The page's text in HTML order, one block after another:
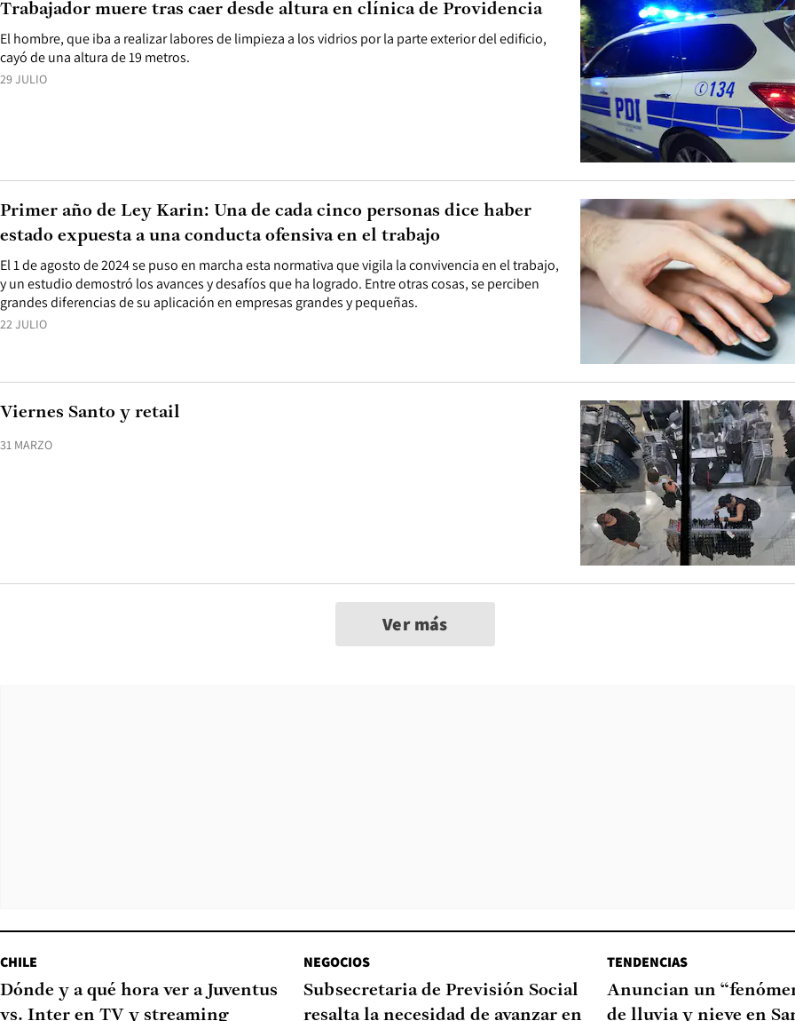
29 JULIO
El hombre, que iba a realizar labores de limpieza a los vidrios por la parte exterior del edificio,
cayó de una altura de 19 metros.
Trabajador muere tras caer desde altura en clínica de Providencia
22 JULIO
El 1 de agosto de 2024 se puso en marcha esta normativa que vigila la convivencia en el trabajo,
y un estudio demostró los avances y desafíos que ha logrado. Entre otras cosas, se perciben
grandes diferencias de su aplicación en empresas grandes y pequeñas.
Primer año de Ley Karin: Una de cada cinco personas dice haber
estado expuesta a una conducta ofensiva en el trabajo
31 MARZO
Viernes Santo y retail
Ver más
CHILE
Dónde y a qué hora ver a Juventus
vs. Inter en TV y streaming
NEGOCIOS
Subsecretaria de Previsión Social
resalta la necesidad de avanzar en
TENDENCIAS
Anuncian un
de lluvia y nieve en